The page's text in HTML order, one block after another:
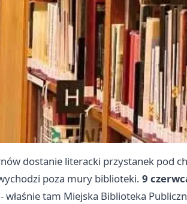
dostanie literacki przystanek pod
poza mury biblioteki. 9
- właśnie tam Miejska Biblioteka